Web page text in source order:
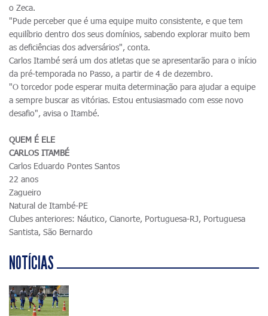
o Zeca.
"Pude perceber que é uma equipe muito consistente, e que tem
equilíbrio dentro dos seus domínios, sabendo explorar muito bem
as deficiências dos adversários", conta.
Carlos Itambé será um dos atletas que se apresentarão para o início
da pré-temporada no Passo, a partir de 4 de dezembro.
"O torcedor pode esperar muita determinação para ajudar a equipe
a sempre buscar as vitórias. Estou entusiasmado com esse novo
desafio", avisa o Itambé.
QUEM É ELE
CARLOS ITAMBÉ
Carlos Eduardo Pontes Santos
22 anos
Zagueiro
Natural de Itambé-PE
Clubes anteriores: Náutico, Cianorte, Portuguesa-RJ, Portuguesa
Santista, São Bernardo
NOTÍCIAS